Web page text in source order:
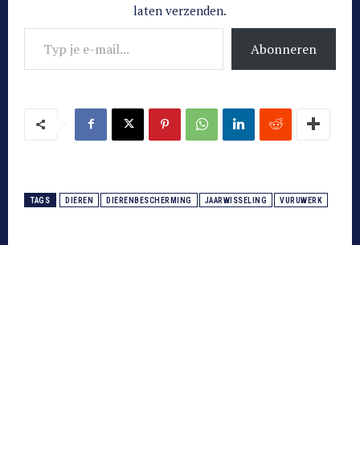
laten verzenden.
Typ je e-mail...
Abonneren
TAGS DIEREN DIERENBESCHERMING JAARWISSELING VURUWERK